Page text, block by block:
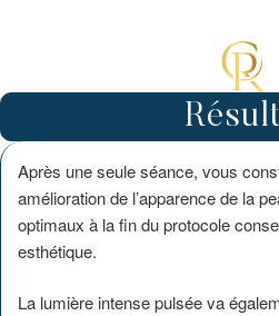
Après une seule séance, vous
amélioration de l’apparence de la
optimaux à la fin du protocole
esthétique.
La lumière intense pulsée va